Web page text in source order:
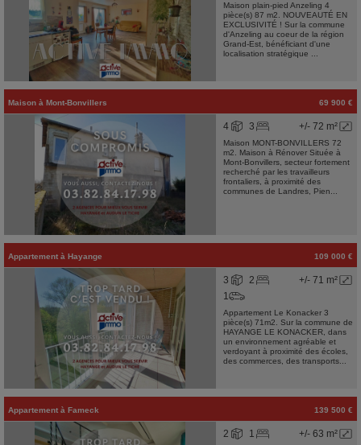
Maison plain-pied Anzeling 4
pièce(s) 87 m2. NOUVEAUTÉ EN
EXCLUSIVITÉ ! Sur la commune
d'Anzeling au coeur de la région
Grand-Est, bénéficiant d'une
localisation stratégique ...
Maison à Mont-Bonvillers 69 900 €
+/- 72 m²
4 3
Maison MONT-BONVILLERS 72
m2. Maison à Rénover Située à
Mont-Bonvillers, secteur fortement
recherché par les travailleurs
frontaliers, à proximité des
communes de Landres, Pien...
Appartement à Hayange 109 000 €
+/- 71 m²
3
2
1
Appartement Le Konacker 3
pièce(s) 71m2. Sur la commune de
HAYANGE LE KONACKER, dans
un environnement agréable et
verdoyant à proximité des écoles,
des commerces, des transports...
Appartement à Fameck 139 500 €
+/- 63 m²
2 1